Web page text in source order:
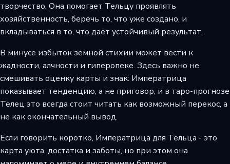
творчество. Она помогает Тельцу проявлять
хозяйственность, беречь то, что уже создано, и
вкладываться в то, что даёт устойчивый результат.
В минусе избыток земной стихии может вести к
жадности, алчности и гиперопеке. Здесь важно не
смешивать оценку карты и знак: Императрица
показывает тенденцию, а не приговор, и в таро-прогнозе
Телец это всегда стоит читать как возможный перекос, а
не как окончательный вывод.
Если говорить коротко, Императрица для Тельца - это
карта уюта, достатка и заботы, но при этом она